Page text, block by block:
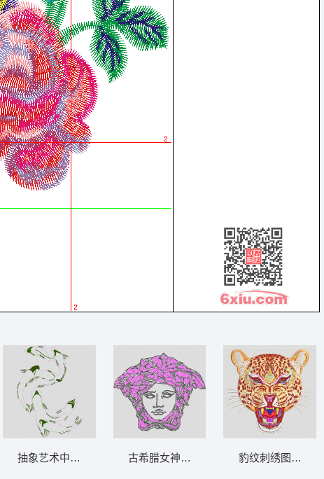
抽象艺术中的绿色生物 鱼 鲤鱼 珠片 印花绣
古希腊女神的头像 范思哲 珠片 logo
豹纹刺绣图案 豹头